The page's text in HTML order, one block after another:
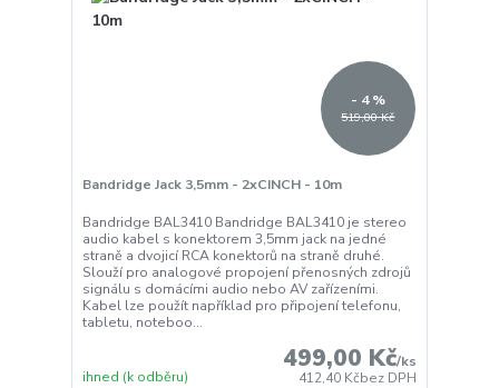
519,00 Kč
- 4 %
Bandridge Jack 3,5mm - 2xCINCH - 10m
Bandridge BAL3410 Bandridge BAL3410 je stereo
audio kabel s konektorem 3,5mm jack na jedné
straně a dvojicí RCA konektorů na straně druhé.
Slouží pro analogové propojení přenosných zdrojů
signálu s domácími audio nebo AV zařízeními.
Kabel lze použít například pro připojení telefonu,
tabletu, noteboo...
499,00 Kč/ks
412,40 Kčbez DPH
ihned (k odběru)